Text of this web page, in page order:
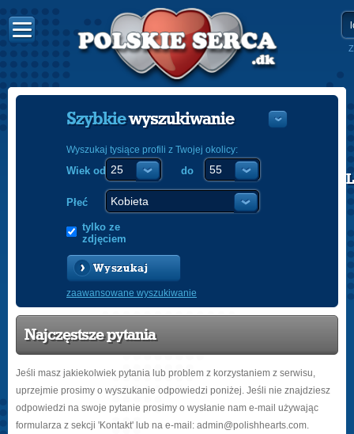
POLISH
Szybkiewyszukiwanie
Wyszukaj tysiące profili z Twojej okolicy:
Wiek od do
Płeć
tylko ze
zdjęciem
Wyszukaj
zaawansowane wyszukiwanie
Najczęstsze pytania
Jeśli masz jakiekolwiek pytania lub problem z korzystaniem z serwisu,
uprzejmie prosimy o wyszukanie odpowiedzi poniżej. Jeśli nie znajdziesz
odpowiedzi na swoje pytanie prosimy o wysłanie nam e-mail używając
formularza z sekcji 'Kontakt' lub na e-mail: admin@polishhearts.com.